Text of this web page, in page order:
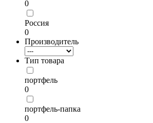
0
Россия
0
Производитель
Тип товара
портфель
0
портфель-папка
0